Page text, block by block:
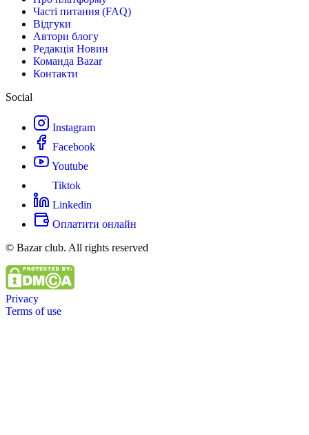
Часті питання (FAQ)
Відгуки
Автори блогу
Редакція Новин
Команда Bazar
Контакти
Social
Instagram
Facebook
Youtube
Tiktok
Linkedin
Оплатити онлайн
© Bazar club. All rights reserved
Privacy
Terms of use